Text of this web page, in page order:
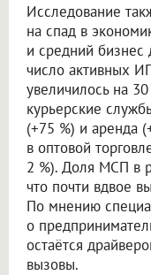
Исследование
на спад в
и средний бизнес
число активных
увеличилось на
курьерские
(+75 %) и аренда
в оптовой
2 %). Доля МСП в
что почти вдвое
По мнению
о
остаётся
вызовы.